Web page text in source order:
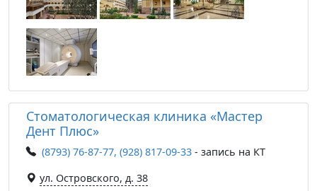
Стоматологическая клиника «Мастер
Дент Плюс»
(8793) 76-87-77, (928) 817-09-33 - запись на КТ
ул. Островского, д. 38